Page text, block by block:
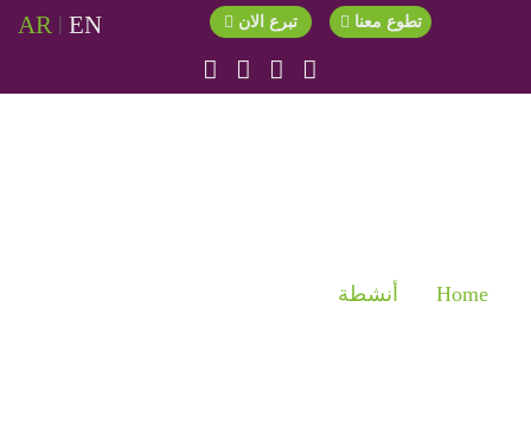
EN
|
AR تطوع معنا تبرع الان
Home أنشطة